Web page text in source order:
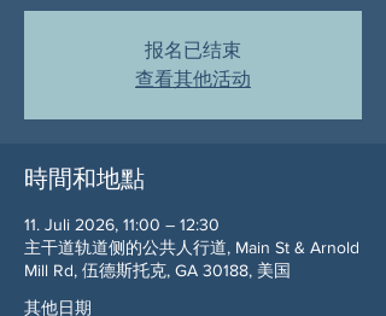
报名已结束
查看其他活动
時間和地點
11. Juli 2026, 11:00 – 12:30
主干道轨道侧的公共人行道, Main St & Arnold
Mill Rd, 伍德斯托克, GA 30188, 美国
其他日期